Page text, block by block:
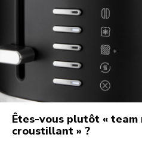
Êtes-vous plutôt « team
croustillant » ?